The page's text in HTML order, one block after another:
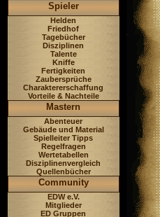
Spieler
Helden
Friedhof
Tagebücher
Disziplinen
Talente
Kniffe
Fertigkeiten
Zaubersprüche
Charaktererschaffung
Vorteile & Nachteile
Mastern
Abenteuer
Gebäude und Material
Spielleiter Tipps
Regelfragen
Wertetabellen
Disziplinenvergleich
Quellenbücher
Community
EDW e.V.
Mitglieder
ED Gruppen